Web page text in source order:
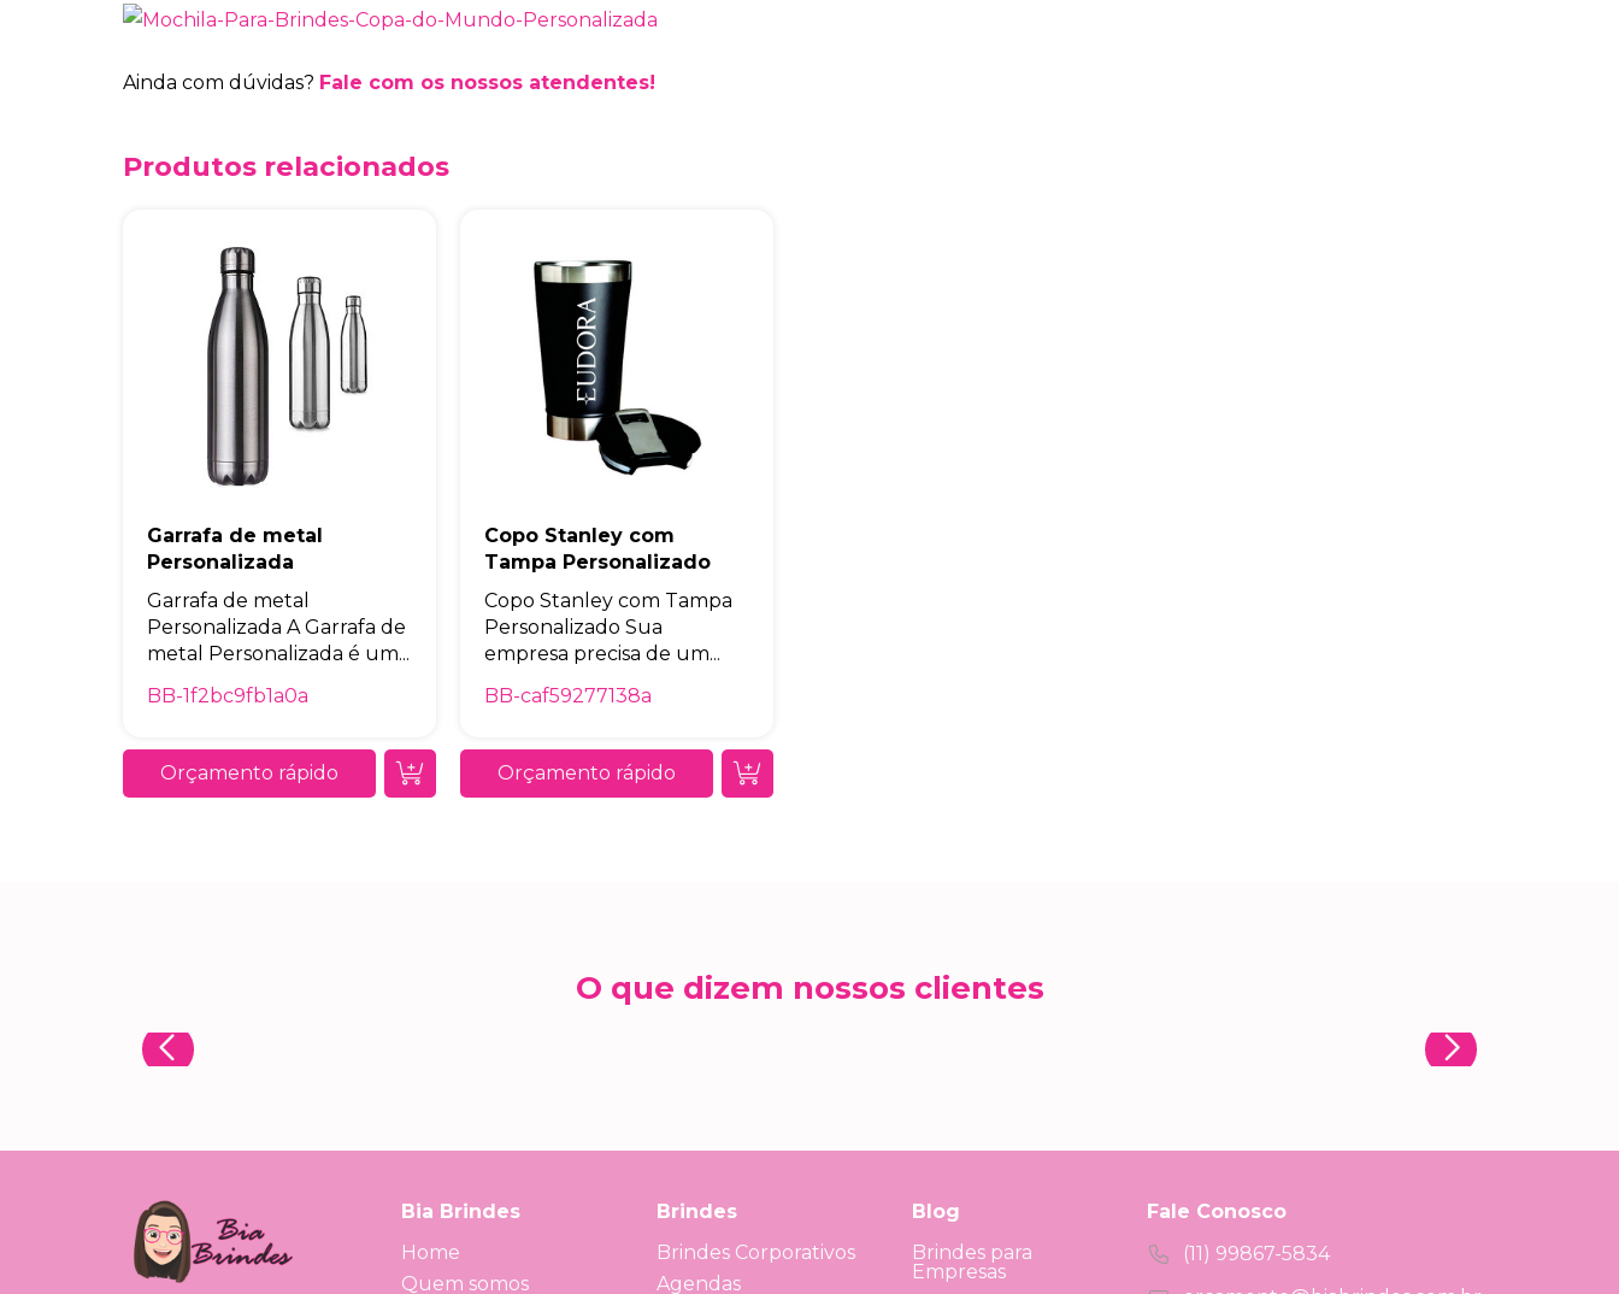
Ainda com dúvidas? Fale com os nossos atendentes!
Produtos relacionados
Garrafa de metal
Personalizada
Garrafa de metal
Personalizada A Garrafa de
metal Personalizada é um...
BB-1f2bc9fb1a0a
Orçamento rápido
Copo Stanley com
Tampa Personalizado
Copo Stanley com Tampa
Personalizado Sua
empresa precisa de um...
BB-caf59277138a
Orçamento rápido
O que dizem nossos clientes
Bia Brindes
Home
Quem somos
Brindes
Brindes Corporativos
Agendas
Blog
Brindes para
Empresas
Fale Conosco
(11) 99867-5834
Eu concordo em receber comunicações.
A nossa empresa está comprometida a proteger e respeitar sua
privacidade, utilizaremos seus dados apenas para fins de
marketing. Você pode alterar suas preferências a qualquer
momento.